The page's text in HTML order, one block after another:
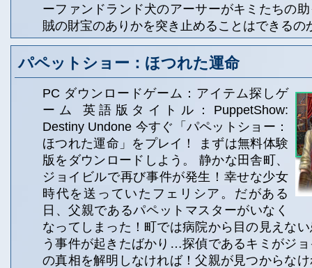
ーファンドランド犬のアーサーがキミたちの
賊の財宝のありかを突き止めることはできるの
パペットショー：ほつれた運命
PC ダウンロードゲーム：アイテム探しゲ
ーム 英語版タイトル：PuppetShow:
Destiny Undone 今すぐ「パペットショー：
ほつれた運命」をプレイ！ まずは無料体験
版をダウンロードしよう。 静かな田舎町、
ジョイビルで再び事件が発生！幸せな少女
時代を送っていたフェリシア。だがある
日、父親であるパペットマスターがいなく
なってしまった！町では病院から目の見えな
う事件が起きたばかり…探偵であるキミがジ
の真相を解明しなければ！父親が見つからな